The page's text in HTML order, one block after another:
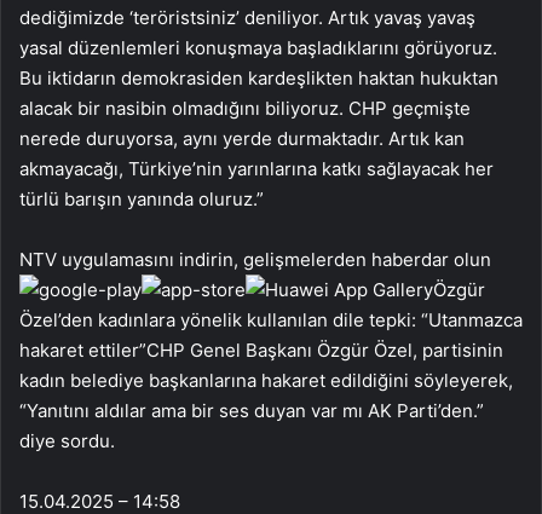
dediğimizde ‘teröristsiniz’ deniliyor. Artık yavaş yavaş
yasal düzenlemleri konuşmaya başladıklarını görüyoruz.
Bu iktidarın demokrasiden kardeşlikten haktan hukuktan
alacak bir nasibin olmadığını biliyoruz. CHP geçmişte
nerede duruyorsa, aynı yerde durmaktadır. Artık kan
akmayacağı, Türkiye’nin yarınlarına katkı sağlayacak her
türlü barışın yanında oluruz.”
NTV uygulamasını indirin, gelişmelerden haberdar olun
Özgür
Özel’den kadınlara yönelik kullanılan dile tepki: “Utanmazca
hakaret ettiler”CHP Genel Başkanı Özgür Özel, partisinin
kadın belediye başkanlarına hakaret edildiğini söyleyerek,
“Yanıtını aldılar ama bir ses duyan var mı AK Parti’den.”
diye sordu.
15.04.2025 – 14:58